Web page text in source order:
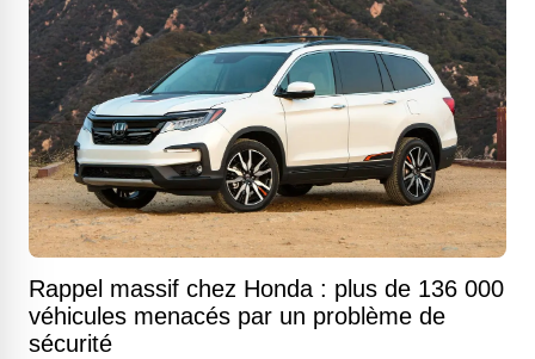
Rappel massif chez Honda : plus de 136 000
véhicules menacés par un problème de
sécurité